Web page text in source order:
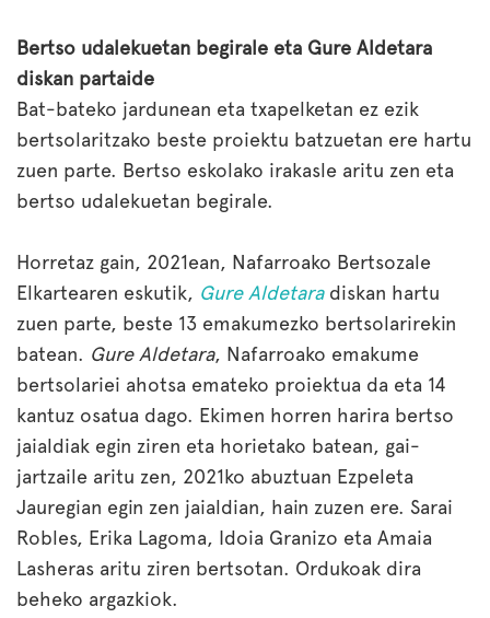
Bertso udalekuetan begirale eta Gure Aldetara
diskan partaide
Bat-bateko jardunean eta txapelketan ez ezik
bertsolaritzako beste proiektu batzuetan ere hartu
zuen parte. Bertso eskolako irakasle aritu zen eta
bertso udalekuetan begirale.
Horretaz gain, 2021ean, Nafarroako Bertsozale
Elkartearen eskutik, Gure Aldetaradiskan hartu
zuen parte, beste 13 emakumezko bertsolarirekin
batean. Gure Aldetara, Nafarroako emakume
bertsolariei ahotsa emateko proiektua da eta 14
kantuz osatua dago. Ekimen horren harira bertso
jaialdiak egin ziren eta horietako batean, gai-
jartzaile aritu zen, 2021ko abuztuan Ezpeleta
Jauregian egin zen jaialdian, hain zuzen ere. Sarai
Robles, Erika Lagoma, Idoia Granizo eta Amaia
Lasheras aritu ziren bertsotan. Ordukoak dira
beheko argazkiok.